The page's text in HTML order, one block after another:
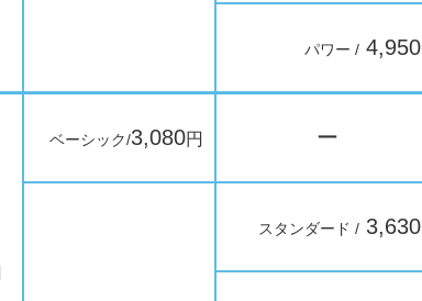
パワー / 4,950
ベーシック/3,080円 ー
スタンダード / 3,630